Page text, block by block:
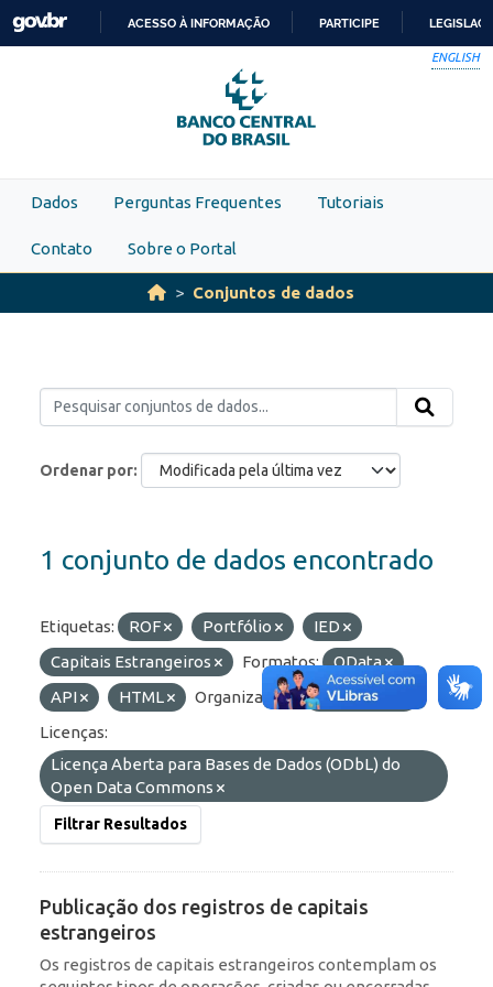
Skip to main content
PARA
O
CONTEÚDO
ACESSO À INFORMAÇÃO PARTICIPE
ENGLISH
Dados Perguntas Frequentes Tutoriais
Contato Sobre o Portal
Conjuntos de dados
Ordenar por
1 conjunto de dados encontrado
Etiquetas: ROF Portfólio
IED
Capitais Estrangeiros
Formatos:
OData
API
HTML Organizações:
BCB/Dstat
Licenças:
Licença Aberta para Bases de Dados (ODbL) do
Open Data Commons
Filtrar Resultados
Publicação dos registros de capitais
estrangeiros
Os registros de capitais estrangeiros contemplam os